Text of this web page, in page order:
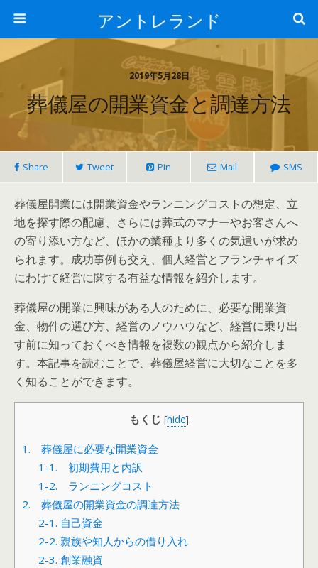
アントレランド
2019年5月28日
葬儀屋の開業資金と調達方法
Share Tweet Pin Mail SMS
葬儀屋開業には開業資金やランニングコストの想定、立
地を探す際の配慮、さらには葬式のマナーやお客さんへ
の寄り添い方など、ほかの業種より多くの気遣いが求め
られます。成功事例も交え、個人経営とフランチャイズ
にわけて経営に関する有益な情報を紹介します。
葬儀屋の開業に興味がある人のために、必要な開業資
金、物件の選び方、経営のノウハウなど、経営に乗り出
す前に知っておくべき情報を複数の観点から紹介しま
す。本記事を読むことで、葬儀屋経営に大切なことを多
く知ることができます。
もくじ [hide]
1. 葬儀屋に必要な開業資金
1-1. 初期費用と内訳
1-2. ランニングコスト
2. 葬儀屋の開業資金の調達方法
2-1. 自己資金
2-2. 親族や知人からの借り入れ
2-3. 創業融資